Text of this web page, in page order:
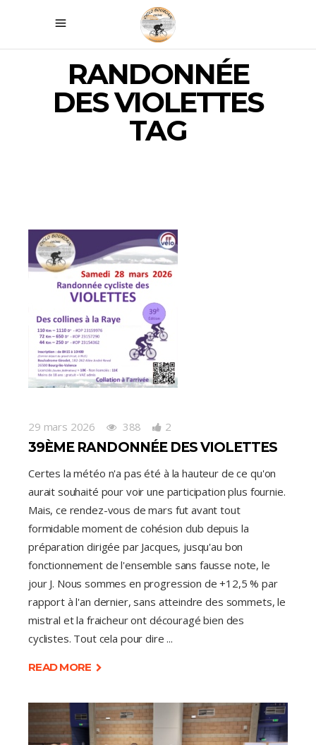
RANDONNÉE
DES VIOLETTES
TAG
29 mars 2026 388 2
39ÈME RANDONNÉE DES VIOLETTES
Certes la météo n'a pas été à la hauteur de ce qu'on
aurait souhaité pour voir une participation plus fournie.
Mais, ce rendez-vous de mars fut avant tout
formidable moment de cohésion club depuis la
préparation dirigée par Jacques, jusqu'au bon
fonctionnement de l'ensemble sans fausse note, le
jour J. Nous sommes en progression de +12,5 % par
rapport à l'an dernier, sans atteindre des sommets, le
mistral et la fraicheur ont découragé bien des
cyclistes. Tout cela pour dire
READ MORE